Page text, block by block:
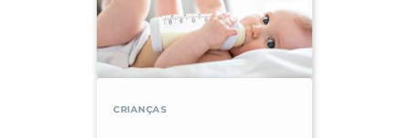
CRIANÇAS